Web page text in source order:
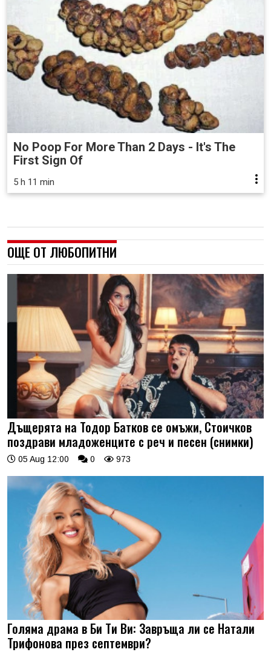
No Poop For More Than 2 Days - It's The
First Sign Of
5 h 11 min
ОЩЕ ОТ ЛЮБОПИТНИ
Дъщерята на Тодор Батков се омъжи, Стоичков
поздрави младоженците с реч и песен (снимки)
05 Aug 12:00 0 973
Голяма драма в Би Ти Ви: Завръща ли се Натали
Трифонова през септември?